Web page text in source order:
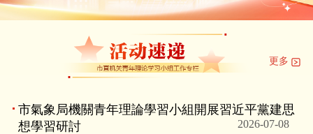
更多
市氣象局機關青年理論學習小組開展習近平黨建思
想學習研討
2026-07-08